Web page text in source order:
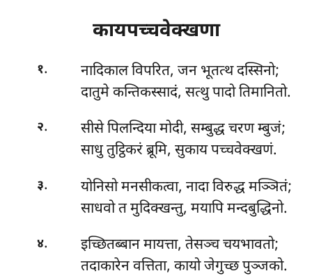
कायपच्चवेक्खणा
१. नादिकालविपरित, जन भूतत्थ दस्सिनो;
दातुमे कन्तिकस्सादं, सत्थु पादो तिमानितो.
२. सीसेपिलन्दिया मोदी, सम्बुद्ध चरण म्बुजं;
साधु तुट्ठिकरं ब्रूमि, सुकाय पच्चवेक्खणं.
३.
योनिसो मनसीकत्वा, नादा विरुद्ध मञ्ञितं;
साधवो त मुदिक्खन्तु, मयापि मन्दबुद्धिनो.
४. इच्छितब्बानमायत्ता, तेसञ्च चयभावतो;
तदाकारेन वत्तिता, कायो जेगुच्छ पुञ्जको.